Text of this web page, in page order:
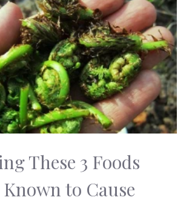
These 3 Foods
to Cause